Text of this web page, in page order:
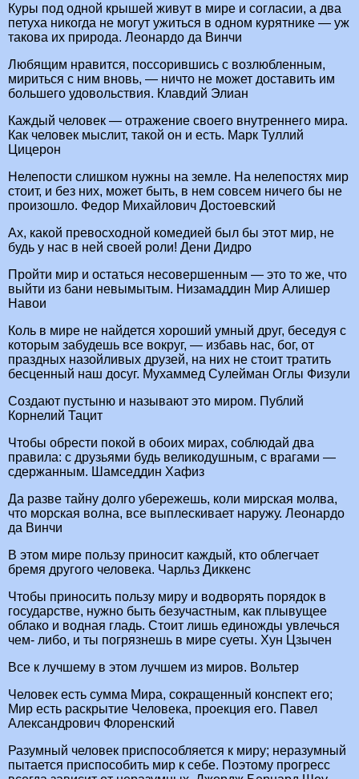
Куры под одной крышей живут в мире и согласии, а два
петуха никогда не могут ужиться в одном курятнике — уж
такова их природа. Леонардо да Винчи
Любящим нравится, поссорившись с возлюбленным,
мириться с ним вновь, — ничто не может доставить им
большего удовольствия. Клавдий Элиан
Каждый человек — отражение своего внутреннего мира.
Как человек мыслит, такой он и есть. Марк Туллий
Цицерон
Нелепости слишком нужны на земле. На нелепостях мир
стоит, и без них, может быть, в нем совсем ничего бы не
произошло. Федор Михайлович Достоевский
Ах, какой превосходной комедией был бы этот мир, не
будь у нас в ней своей роли! Дени Дидро
Пройти мир и остаться несовершенным — это то же, что
выйти из бани невымытым. Низамаддин Мир Алишер
Навои
Коль в мире не найдется хороший умный друг, беседуя с
которым забудешь все вокруг, — избавь нас, бог, от
праздных назойливых друзей, на них не стоит тратить
бесценный наш досуг. Мухаммед Сулейман Оглы Физули
Создают пустыню и называют это миром. Публий
Корнелий Тацит
Чтобы обрести покой в обоих мирах, соблюдай два
правила: с друзьями будь великодушным, с врагами —
сдержанным. Шамседдин Хафиз
Да разве тайну долго убережешь, коли мирская молва,
что морская волна, все выплескивает наружу. Леонардо
да Винчи
В этом мире пользу приносит каждый, кто облегчает
бремя другого человека. Чарльз Диккенс
Чтобы приносить пользу миру и водворять порядок в
государстве, нужно быть безучастным, как плывущее
облако и водная гладь. Стоит лишь единожды увлечься
чем- либо, и ты погрязнешь в мире суеты. Хун Цзычен
Все к лучшему в этом лучшем из миров. Вольтер
Человек есть сумма Мира, сокращенный конспект его;
Мир есть раскрытие Человека, проекция его. Павел
Александрович Флоренский
Разумный человек приспособляется к миру; неразумный
пытается приспособить мир к себе. Поэтому прогресс